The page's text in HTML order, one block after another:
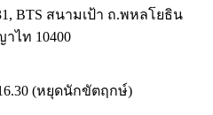
BTS สนามเป้า ถ.พหลโยธิน
ไท 10400
(หยุดนักขัตฤกษ์)